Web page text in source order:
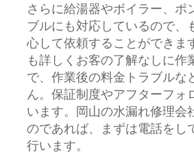
さらに給湯器やボイラー、ポ
ブルにも対応しているので、
心して依頼することができま
も詳しくお客の了解なしに作
で、作業後の料金トラブルな
ん。保証制度やアフターフォ
います。岡山の水漏れ修理会
のであれば、まずは電話をし
行います。